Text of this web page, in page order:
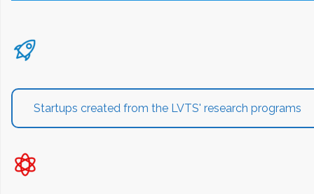
Startups created from the LVTS' research programs